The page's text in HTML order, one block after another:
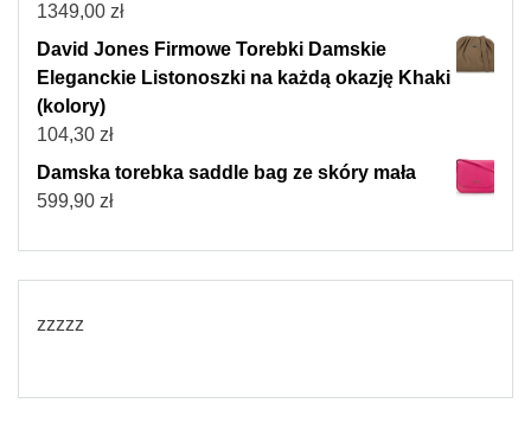
1349,00 zł
David Jones Firmowe Torebki Damskie
Eleganckie Listonoszki na każdą okazję Khaki
(kolory)
104,30 zł
Damska torebka saddle bag ze skóry mała
599,90 zł
zzzzz